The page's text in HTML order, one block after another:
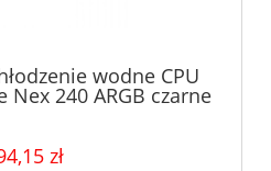
wodne CPU
240 ARGB czarne
zł